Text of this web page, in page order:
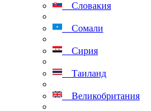
Словакия
Сомали
Сирия
Таиланд
Великобритания